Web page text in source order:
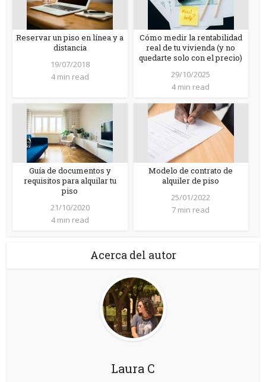
Reservar un piso en línea y a
distancia
19/07/2018
4 min read
Cómo medir la rentabilidad
real de tu vivienda (y no
quedarte solo con el precio)
29/10/2025
4 min read
Guía de documentos y
requisitos para alquilar tu
piso
21/10/2020
4 min read
Modelo de contrato de
alquiler de piso
25/01/2022
7 min read
Acerca del autor
Laura C